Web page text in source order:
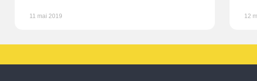
11 mai 2019 12